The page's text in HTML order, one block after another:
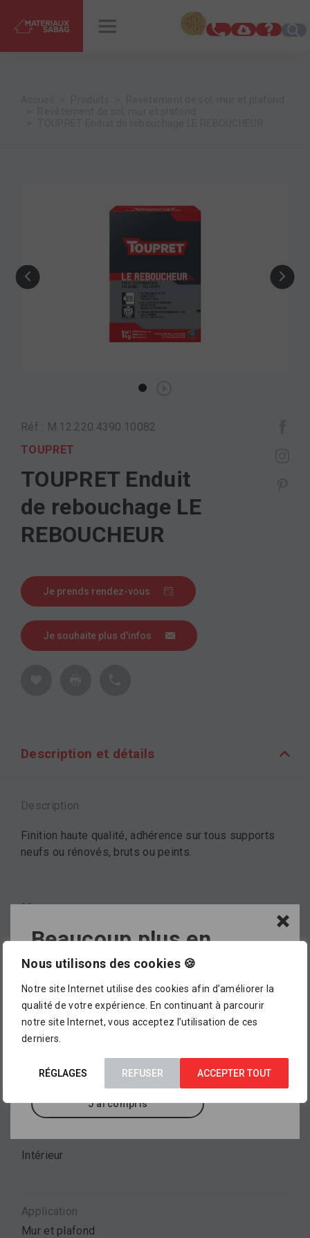
Nous utilisons des cookies 🍪
Notre site Internet utilise des cookies afin d’améliorer la
qualité de votre expérience. En continuant à parcourir
notre site Internet, vous acceptez l’utilisation de ces
derniers.
RÉGLAGES REFUSER ACCEPTER TOUT
INSPIRATIONS RENDEZ-VOUS
Réf : M.12.220.4390.10082
TOUPRET
TOUPRET Enduit
de rebouchage LE
REBOUCHEUR
Je prends rendez-vous
Je souhaite plus d'infos
Description et détails
Description
Finition haute qualité, adhérence sur tous supports
neufs ou rénovés, bruts ou peints.
Marque
Propriétés
Spécialement adapté à la rénovation
Enduit
Intérieur
Application
Mur et plafond
Beaucoup plus en
magasin !
L’assortiment proposé dans notre catalogue en
ligne ne représente pour le moment qu’un petit
aperçu de ce que vous pourrez trouver dans
nos points de vente
milliers d’autres références.
J'ai compris